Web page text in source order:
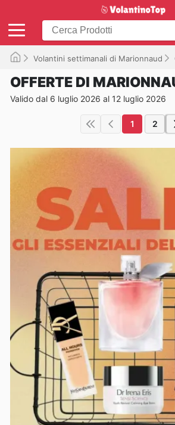
Volantini settimanali di Marionnaud
OFFERTE DI
Valido dal 6 luglio 2026 al 12 luglio 2026
1 2